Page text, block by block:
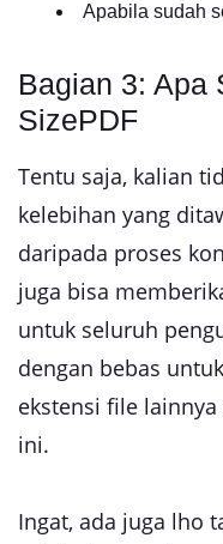
Apabila sudah
Bagian 3: Apa
SizePDF
Tentu saja, kalian
kelebihan yang
daripada proses
juga bisa
untuk seluruh
dengan bebas
ekstensi file
ini.
Ingat, ada juga lho